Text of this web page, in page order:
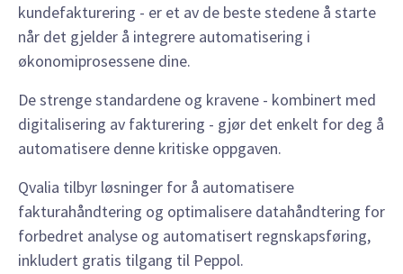
kundefakturering - er et av de beste stedene å starte
når det gjelder å integrere automatisering i
økonomiprosessene dine.
De strenge standardene og kravene - kombinert med
digitalisering av fakturering - gjør det enkelt for deg å
automatisere denne kritiske oppgaven.
Qvalia tilbyr løsninger for å automatisere
fakturahåndtering og optimalisere datahåndtering for
forbedret analyse og automatisert regnskapsføring,
inkludert gratis tilgang til Peppol.